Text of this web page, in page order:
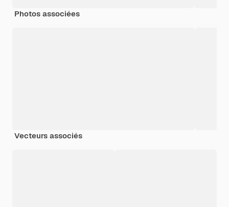
Photos associées
Vecteurs associés